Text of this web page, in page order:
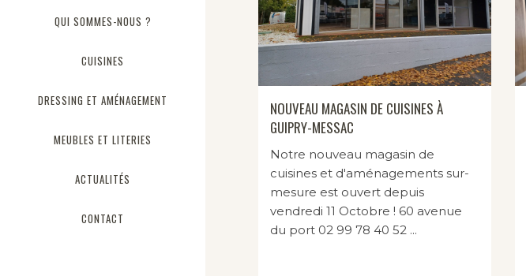
QUI SOMMES-NOUS ?
CUISINES
DRESSING ET AMÉNAGEMENT
MEUBLES ET LITERIES
ACTUALITÉS
CONTACT
NOUVEAU MAGASIN DE CUISINES À
GUIPRY-MESSAC
Notre nouveau magasin de
cuisines et d'aménagements sur-
mesure est ouvert depuis
vendredi 11 Octobre ! 60 avenue
du port 02 99 78 40 52 ...